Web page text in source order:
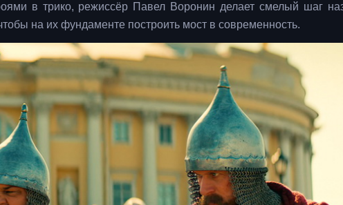
в трико, режиссёр Павел Воронин делает смелый шаг
на их фундаменте построить мост в современность.